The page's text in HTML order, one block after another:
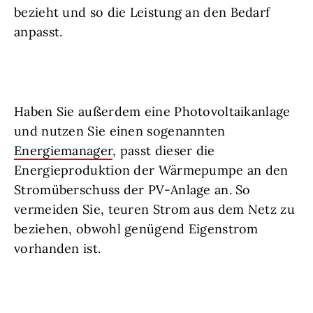
bezieht und so die Leistung an den Bedarf
anpasst.
Haben Sie außerdem eine Photovoltaikanlage
und nutzen Sie einen sogenannten
Energiemanager, passt dieser die
Energieproduktion der Wärmepumpe an den
Stromüberschuss der PV-Anlage an. So
vermeiden Sie, teuren Strom aus dem Netz zu
beziehen, obwohl genügend Eigenstrom
vorhanden ist.